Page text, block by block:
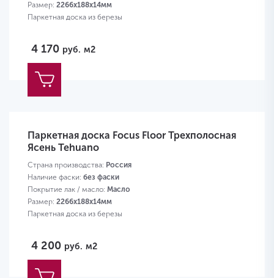
Размер: 2266х188х14мм
Паркетная доска из березы
4 170 руб. м2
Паркетная доска Focus Floor Трехполосная
Ясень Tehuano
Страна производства: Россия
Наличие фаски: без фаски
Покрытие лак / масло: Масло
Размер: 2266х188х14мм
Паркетная доска из березы
4 200 руб. м2